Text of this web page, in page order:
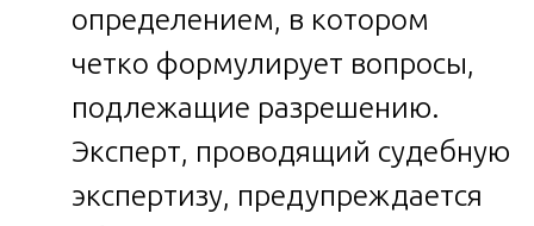
определением, в котором
четко формулирует вопросы,
подлежащие разрешению.
Эксперт, проводящий судебную
экспертизу, предупреждается